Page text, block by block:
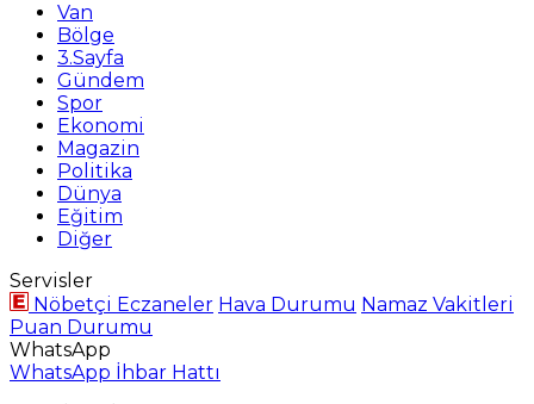
Van
Bölge
3.Sayfa
Gündem
Spor
Ekonomi
Magazin
Politika
Dünya
Eğitim
Diğer
Servisler
Nöbetçi Eczaneler Hava Durumu Namaz Vakitleri
Puan Durumu
WhatsApp
WhatsApp İhbar Hattı